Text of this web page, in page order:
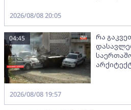
2026/08/08 20:05
რა
04:45
2026/08/08 19:57